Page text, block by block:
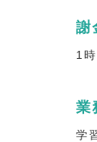
謝
1
業
学